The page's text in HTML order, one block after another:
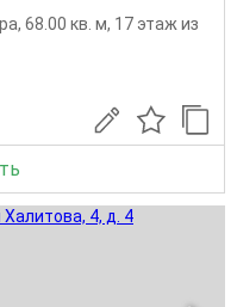
68.00 кв. м, 17 этаж из